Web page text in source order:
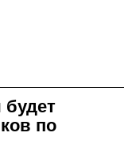
по